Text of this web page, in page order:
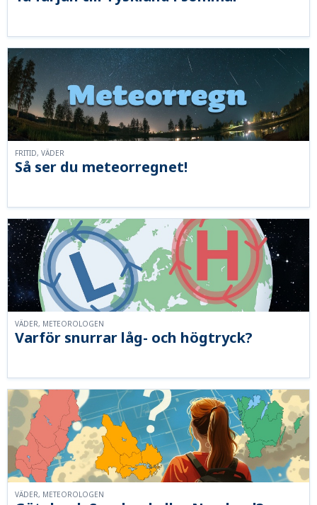
Så ser du meteorregnet!
FRITID, VÄDER
Varför snurrar låg- och högtryck?
VÄDER, METEOROLOGEN
VÄDER, METEOROLOGEN